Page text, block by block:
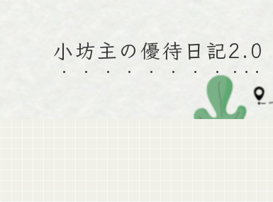
小坊主の優待日記2.0